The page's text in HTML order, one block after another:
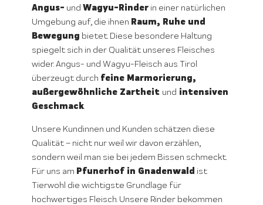
Angus- und Wagyu-Rinderin einer natürlichen
Umgebung auf, die ihnen Raum, Ruhe und
Bewegung bietet. Diese besondere Haltung
spiegelt sich in der Qualität unseres Fleisches
wider. Angus- und Wagyu-Fleisch aus Tirol
überzeugt durch feine Marmorierung,
außergewöhnliche Zartheit und intensiven
Geschmack.
Unsere Kundinnen und Kunden schätzen diese
Qualität – nicht nur weil wir davon erzählen,
sondern weil man sie bei jedem Bissen schmeckt.
Für uns am Pfunerhof in Gnadenwald ist
Tierwohl die wichtigste Grundlage für
hochwertiges Fleisch. Unsere Rinder bekommen